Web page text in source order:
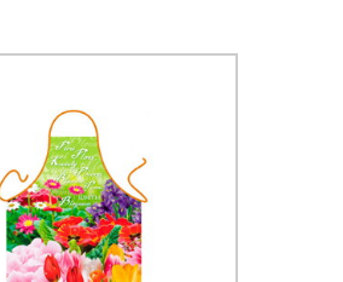
Bomba s.r.o.*